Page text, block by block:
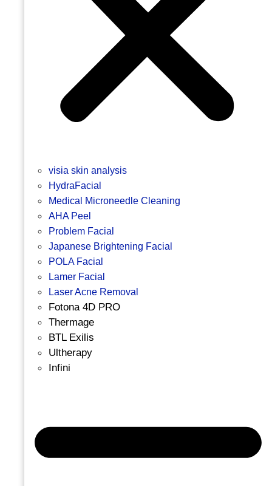
visia skin analysis
HydraFacial
Medical Microneedle Cleaning
AHA Peel
Problem Facial
Japanese Brightening Facial
POLA Facial
Lamer Facial
Laser Acne Removal
Fotona 4D PRO
Thermage
BTL Exilis
Ultherapy
Infini